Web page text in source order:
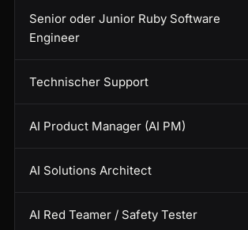
Senior oder Junior Ruby Software
Engineer
Technischer Support
AI Product Manager (AI PM)
AI Solutions Architect
AI Red Teamer / Safety Tester